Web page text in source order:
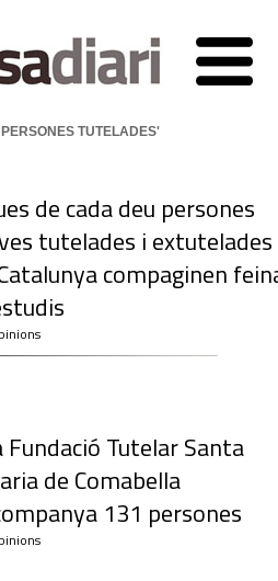
TUTELADES'
de cada deu persones
tutelades i extutelades
compaginen
Fundació Tutelar Santa
de Comabella
131 persones